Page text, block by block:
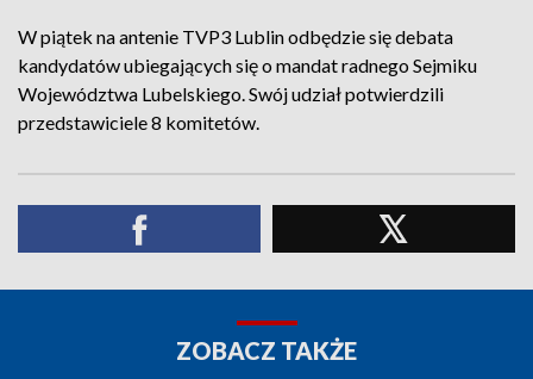
W piątek na antenie TVP3 Lublin odbędzie się debata
kandydatów ubiegających się o mandat radnego Sejmiku
Województwa Lubelskiego. Swój udział potwierdzili
przedstawiciele 8 komitetów.
ZOBACZ TAKŻE